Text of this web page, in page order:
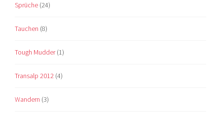
Sprüche (24)
Tauchen (8)
Tough Mudder(1)
Transalp 2012 (4)
Wandern (3)